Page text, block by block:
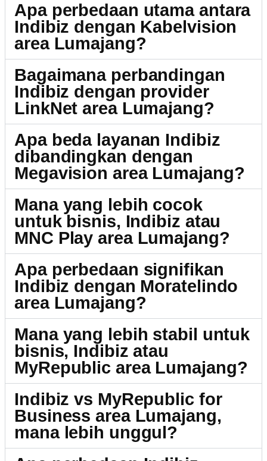
Apa perbedaan utama antara
Indibiz dengan Kabelvision
area Lumajang?
Bagaimana perbandingan
Indibiz dengan provider
LinkNet area Lumajang?
Apa beda layanan Indibiz
dibandingkan dengan
Megavision area Lumajang?
Mana yang lebih cocok
untuk bisnis, Indibiz atau
MNC Play area Lumajang?
Apa perbedaan signifikan
Indibiz dengan Moratelindo
area Lumajang?
Mana yang lebih stabil untuk
bisnis, Indibiz atau
MyRepublic area Lumajang?
Indibiz vs MyRepublic for
Business area Lumajang,
mana lebih unggul?